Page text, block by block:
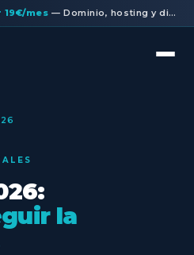
mes — Dominio, hosting y diseño a medida incluidos. Sin permanencia.
la